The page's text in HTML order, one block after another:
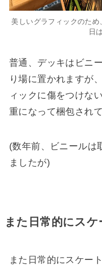
美しいグラフィックのた
日
普通、デッキはビニ
り場に置かれますが
ィックに傷をつけな
重になって梱包され
(数年前、ビニールは
ましたが)
また日常的にス
また日常的にスケー